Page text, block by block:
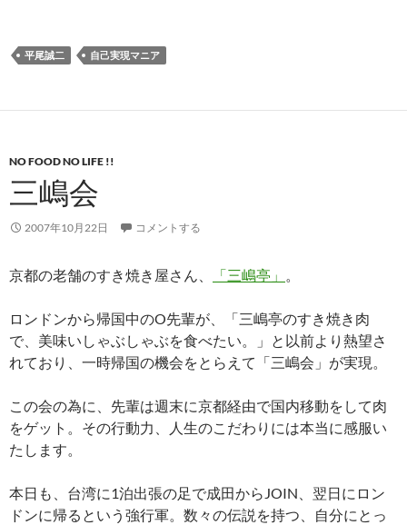
平尾誠二 自己実現マニア
NO FOOD NO LIFE !!
三嶋会
2007年10月22日 コメントする
京都の老舗のすき焼き屋さん、 「三嶋亭」 。
ロンドンから帰国中のO先輩が、「三嶋亭のすき焼き肉
で、美味いしゃぶしゃぶを食べたい。」と以前より熱望さ
れており、一時帰国の機会をとらえて「三嶋会」が実現。
この会の為に、先輩は週末に京都経由で国内移動をして肉
をゲット。その行動力、人生のこだわりには本当に感服い
たします。
本日も、台湾に1泊出張の足で成田からJOIN、翌日にロン
ドンに帰るという強行軍。数々の伝説を持つ、自分にとっ